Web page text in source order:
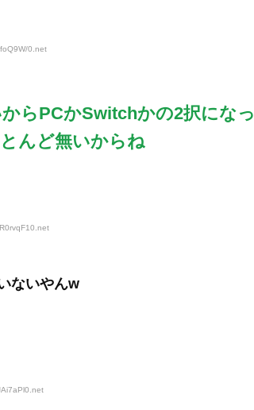
0 .net
らPCかSwitchかの2択にな
んど無いからね
.net
ないやんw
.net